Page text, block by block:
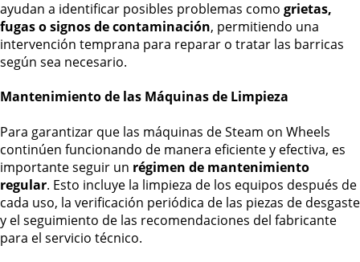
ayudan a identificar posibles problemas como grietas,
fugas o signos de contaminación, permitiendo una
intervención temprana para reparar o tratar las barricas
según sea necesario.
Mantenimiento de las Máquinas de Limpieza
Para garantizar que las máquinas de Steam on Wheels
continúen funcionando de manera eficiente y efectiva, es
importante seguir un régimen de mantenimiento
regular. Esto incluye la limpieza de los equipos después de
cada uso, la verificación periódica de las piezas de desgaste
y el seguimiento de las recomendaciones del fabricante
para el servicio técnico.